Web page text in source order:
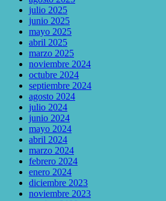
julio 2025
junio 2025
mayo 2025
abril 2025
marzo 2025
noviembre 2024
octubre 2024
septiembre 2024
agosto 2024
julio 2024
junio 2024
mayo 2024
abril 2024
marzo 2024
febrero 2024
enero 2024
diciembre 2023
noviembre 2023